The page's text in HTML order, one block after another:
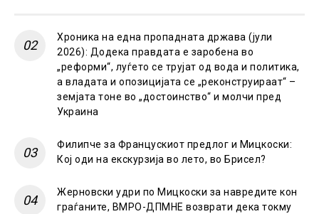
Хроника на една пропадната држава (јули
2026): Додека правдата е заробена во
„реформи“, луѓето се трујат од вода и политика,
а владата и опозицијата се „реконструираат“ –
земјата тоне во „достоинство“ и молчи пред
Украина
Филипче за Францускиот предлог и Мицкоски:
Кој оди на екскурзија во лето, во Брисел?
Жерновски удри по Мицкоски за навредите кон
граѓаните, ВМРО-ДПМНЕ возврати дека токму